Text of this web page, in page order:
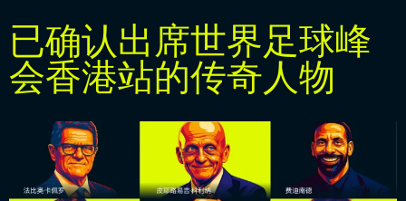
已确认出席世界足球峰
会香港站的传奇人物